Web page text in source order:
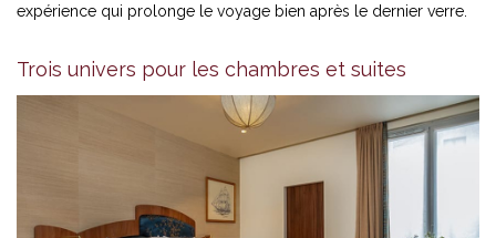
expérience qui prolonge le voyage bien après le dernier verre.
Trois univers pour les chambres et suites